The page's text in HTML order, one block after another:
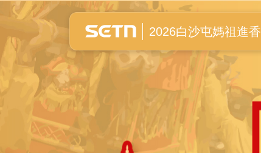
白沙屯媽祖進香全紀錄
2026白沙屯媽祖進香